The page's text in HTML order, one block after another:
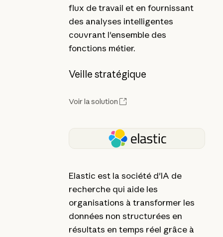
flux de travail et en fournissant
des analyses intelligentes
couvrant l'ensemble des
fonctions métier.
Veille stratégique
Voir la solution
Elastic est la société d'IA de
recherche qui aide les
organisations à transformer les
données non structurées en
résultats en temps réel grâce à